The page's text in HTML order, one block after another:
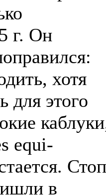
г. Он
хотя
для этого
equi-
в